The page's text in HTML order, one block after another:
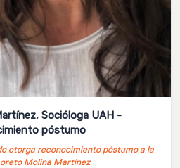
Socióloga UAH -
póstumo
otorga reconocimiento póstumo a la
Molina Martínez